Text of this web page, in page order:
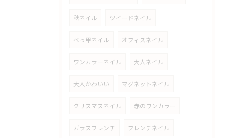
秋ネイル ツイードネイル
べっ甲ネイル オフィスネイル
ワンカラーネイル 大人ネイル
大人かわいい マグネットネイル
クリスマスネイル 赤のワンカラー
ガラスフレンチ フレンチネイル